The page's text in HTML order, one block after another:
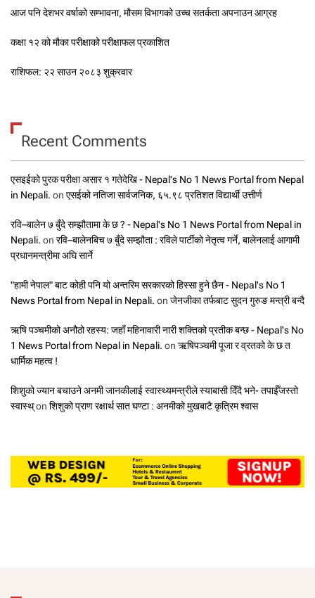
आज पनि देशभर वर्षाको सम्भावना, मौसम विभागको उच्च सतर्कता अपनाउन आग्रह
कक्षा १२ को मौका परीक्षाको परीक्षाफल प्रकाशित
राशिफल: २२ साउन २०८३ शुक्रवार
Recent Comments
एसइईको पुरक परीक्षा असार १ गतेदेखि - Nepal's No 1 News Portal from Nepal
in Nepali. on एसईको नतिजा सार्वजनिक, ६५.९८ प्रतिशत विद्यार्थी उत्तीर्ण
रवि–बालेन ७ बुँदे सम्झौतामा के छ ? - Nepal's No 1 News Portal from Nepal in
Nepali. on रवि–बालेनबिच ७ बुँदे सम्झौता : रविले पार्टीको नेतृत्व गर्ने, बालेनलाई आगामी
प्रधानमन्त्रीमा अघि सार्ने
"हामी नेपाल" बाट कोही पनि यो अन्तरिम सरकारको हिस्सा हुने छैन - Nepal's No 1
News Portal from Nepal in Nepali. on जेनजीका तर्फबाट सुदन गुरुङ मन्त्री बन्दै
ऋषि पञ्चमीको अनौठो रहस्य: जहाँ महिनावारी नारी शक्तिको प्रतीक बन्छ - Nepal's No
1 News Portal from Nepal in Nepali. on ऋषिपञ्चमी पूजा र व्रतको के छ त
धार्मिक महत्व !
शिशुको ज्यान बचाउने अनमी जानकीलाई स्वास्थ्यमन्त्रीले स्याबासी दिँदै भने- तपाईँजस्तो
स्वास्थ्on शिशुको प्राण रक्षार्थ सात घण्टा : अनमीको मुखबाटै कृत्रिम श्वास